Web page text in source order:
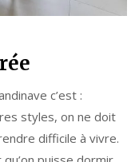
c’est :
styles, on ne doit
difficile à vivre.